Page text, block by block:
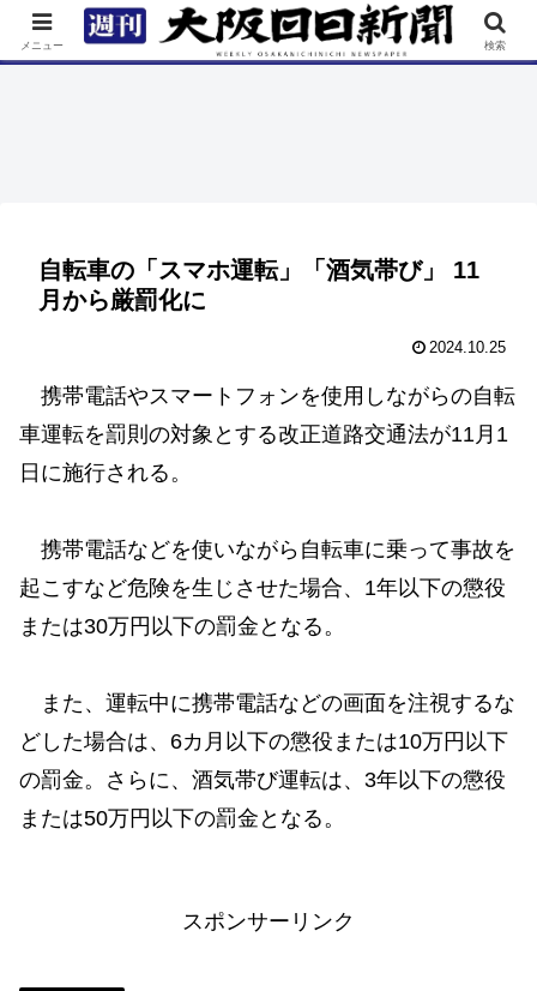
TOP 特集 ニュース 連載 街ネタ イベント
自転車の「スマホ運転」「酒気帯び」 11
月から厳罰化に
2024.10.25
携帯電話やスマートフォンを使用しながらの自転
車運転を罰則の対象とする改正道路交通法が11月1
日に施行される。
携帯電話などを使いながら自転車に乗って事故を
起こすなど危険を生じさせた場合、1年以下の懲役
または30万円以下の罰金となる。
また、運転中に携帯電話などの画面を注視するな
どした場合は、6カ月以下の懲役または10万円以下
の罰金。さらに、酒気帯び運転は、3年以下の懲役
または50万円以下の罰金となる。
スポンサーリンク
メニュー 検索